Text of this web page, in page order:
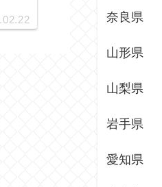
奈良県
山形県
山梨県
岩手県
愛知県